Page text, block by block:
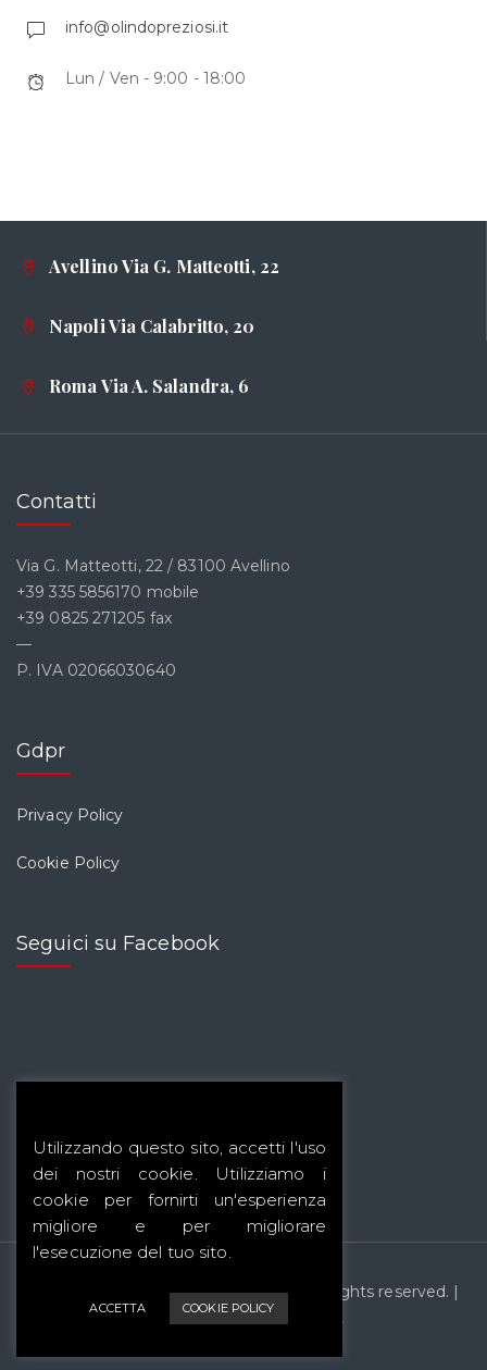
info@olindopreziosi.it
Lun / Ven - 9:00 - 18:00
Avellino Via G. Matteotti, 22
Napoli Via Calabritto, 20
Roma Via A. Salandra, 6
Contatti
Via G. Matteotti, 22 / 83100 Avellino
+39 335 5856170 mobile
+39 0825 271205 fax
—
P. IVA 02066030640
Gdpr
Privacy Policy
Cookie Policy
Seguici su Facebook
Copyright © 2020 OlindoPreziosi.it | All rights reserved. |
Designed byMad Agency
Utilizzando questo sito, accetti l'uso
dei nostri cookie. Utilizziamo i
cookie per fornirti un'esperienza
migliore e per migliorare
l'esecuzione del tuo sito.
ACCETTA COOKIE POLICY